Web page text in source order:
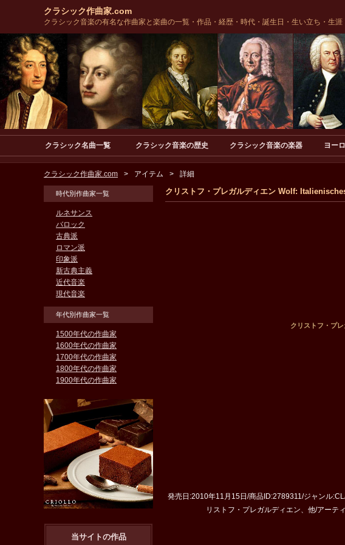
クラシック作曲家.com
クラシック音楽の有名な作曲家と楽曲の一覧・作品・経歴・時代・誕生日・生い立ち・生涯
クラシック名曲一覧 クラシック音楽の歴史 クラシック音楽の楽器 ヨー
クラシック作曲家.com アイテム 詳細
クリストフ・プレガルディエン Wolf:
クリストフ・プ
発売日:2010年11月15日/商品ID:2789311/ジャンル
リストフ・プレガルディエン、他/アーテ
時代別作曲家一覧
ルネサンス
バロック
古典派
ロマン派
印象派
新古典主義
近代音楽
現代音楽
年代別作曲家一覧
1500年代の作曲家
1600年代の作曲家
1700年代の作曲家
1800年代の作曲家
1900年代の作曲家
当サイトの作品